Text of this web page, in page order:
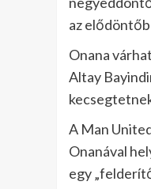
az
Onana
Altay
A Man
Onanával
egy